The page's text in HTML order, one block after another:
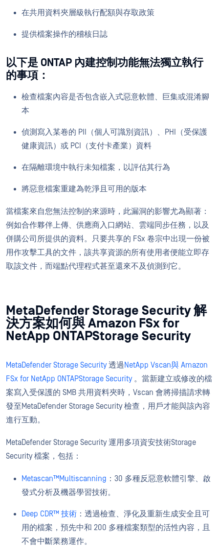
在共用資料夾層級執行配額與存取政策
提供檔案操作的稽核日誌
以下是 ONTAP 內建控制功能無法獨立執行
的事項：
檢查檔案內容是否包含嵌入式惡意軟體、巨集或混淆腳
本
偵測寫入某卷的 PII（個人可識別資訊）、PHI（受保護
健康資訊）或 PCI（支付卡產業）資料
在隔離環境中執行未知檔案，以評估其行為
將惡意檔案重建為乾淨且可用的版本
當檔案來自您無法控制的來源時，此漏洞的影響尤為顯著：
例如合作夥伴上傳、供應商入口網站、雲端同步任務，以及
併購公司所提供的資料。只要共享的 FSx 卷宗中出現一份被
用作攻擊工具的文件，該共享資源的所有使用者便能立即存
取該文件，而端點代理程式甚至還來不及偵測到它。
MetaDefender Storage Security 解
決方案如何與 Amazon FSx for
NetApp ONTAPStorage Security
MetaDefender Storage Security透過 NetApp Vscan與 Amazon
FSx for NetApp ONTAPStorage Security 。當新建立或修改的檔
案寫入受保護的 SMB 共用資料夾時，Vscan 會將掃描請求轉
發至MetaDefender Storage Security 檢查，用戶才能與該內容
進行互動。
MetaDefender Storage Security 運用多項資安技術Storage
Security 檔案，包括：
Metascan™Multiscanning ：30 多種反惡意軟體引擎、啟
發式分析及機器學習技術。
Deep CDR™ 技術 ：透過檢查、淨化及重新生成安全且可
用的檔案，預先中和 200 多種檔案類型的活性內容，且
不會中斷業務運作。